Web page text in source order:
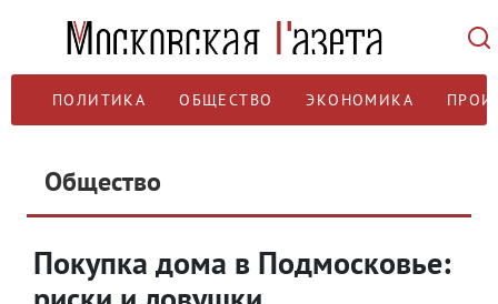
ПОЛИТИКА ОБЩЕСТВО ЭКОНОМИКА
Общество
Покупка дома в Подмосковье: